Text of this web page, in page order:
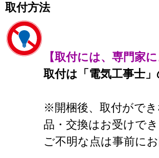
取付方法
【取付には、専門家
取付は「電気工事士
※開梱後、取付がで
品・交換はお受けでき
ご不明な点は事前に